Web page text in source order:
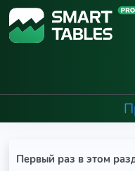
Первый раз в этом